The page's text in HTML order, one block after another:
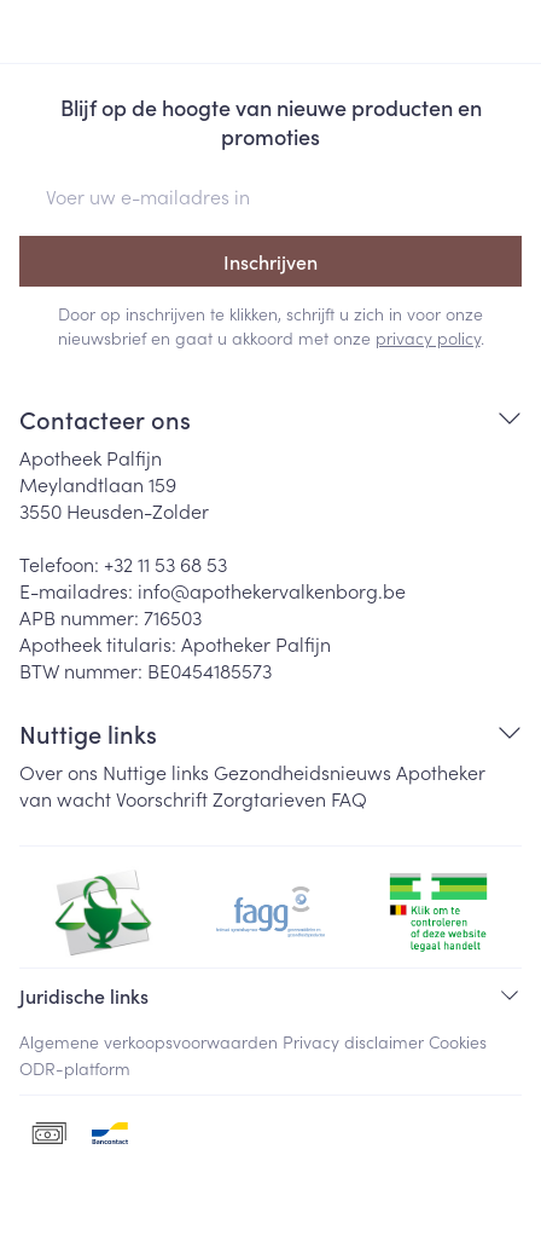
Blijf op de hoogte van nieuwe producten en
promoties
Inschrijven
Door op inschrijven te klikken, schrijft u zich in voor onze
nieuwsbrief en gaat u akkoord met onze privacy policy.
Contacteer ons
Apotheek Palfijn
Meylandtlaan 159
3550 Heusden-Zolder
Telefoon: +32 11 53 68 53
E-mailadres: info@apothekervalkenborg.be
APB nummer: 716503
Apotheek titularis: Apotheker Palfijn
BTW nummer: BE0454185573
Nuttige links
Over ons Nuttige links Gezondheidsnieuws Apotheker
van wachtVoorschriftZorgtarieven FAQ
Juridische links
Algemene verkoopsvoorwaarden Privacy disclaimer Cookies
ODR-platform